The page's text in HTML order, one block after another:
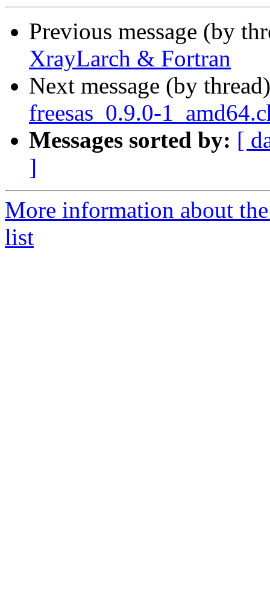
Previous message (by
XrayLarch & Fortran
Next message (by
freesas_0.9.0-
Messages sorted by: [
]
More information about
list